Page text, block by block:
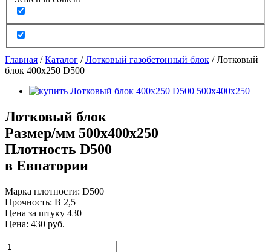
Главная /Каталог /Лотковый газобетонный блок /Лотковый
блок 400х250 D500
Лотковый блок
Размер/мм 500x400x250
Плотность D500
в Евпатории
Марка плотности: D500
Прочность: B 2,5
Цена за штуку 430
Цена: 430 руб.
–